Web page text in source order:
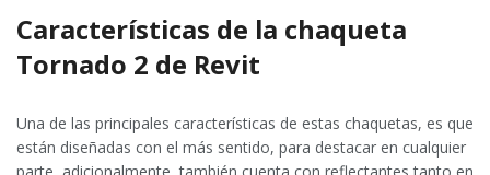
Características de la chaqueta
Tornado 2 de Revit
Una de las principales características de estas chaquetas, es que
están diseñadas con el más sentido, para destacar en cualquier